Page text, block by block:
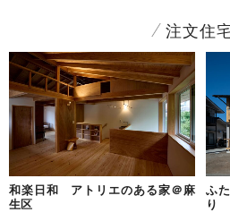
注文住
和楽日和 アトリエのある家＠麻
生区
ふ
り